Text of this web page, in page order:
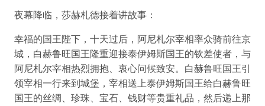
夜幕降临，莎赫札德接着讲故事：
幸福的国王陛下，十天过后，阿尼札尔宰相率众骑前往京
城，白赫鲁旺国王隆重迎接泰伊姆斯国王的钦差使者，与
阿尼札尔宰相热烈拥抱、衷心问候致安。白赫鲁旺国王引
领宰相一行来到城堡，宰相送上泰伊姆斯国王给白赫鲁旺
国王的丝绸、珍珠、宝石、钱财等贵重礼品，然后递上那